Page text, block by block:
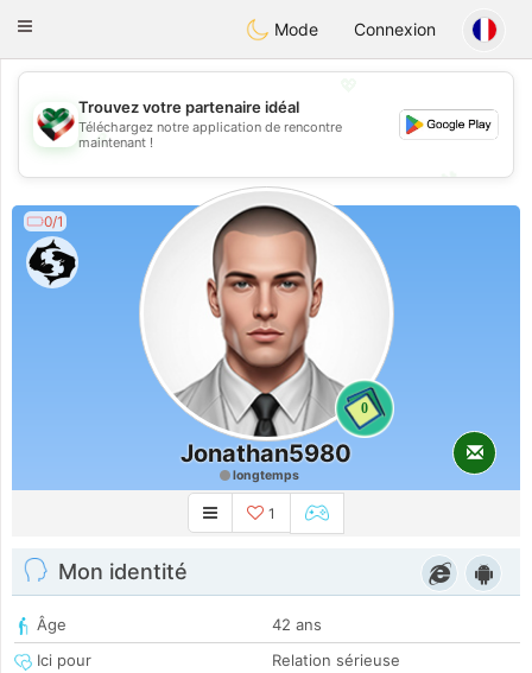
KuwaitChat
Toggle
Mode Connexion
💖
💕
💕
Trouvez votre partenaire idéal
Téléchargez notre application de rencontre
maintenant !
0/1
0
Jonathan5980
longtemps
1
Mon identité
Âge
42 ans
Ici pour
Relation sérieuse